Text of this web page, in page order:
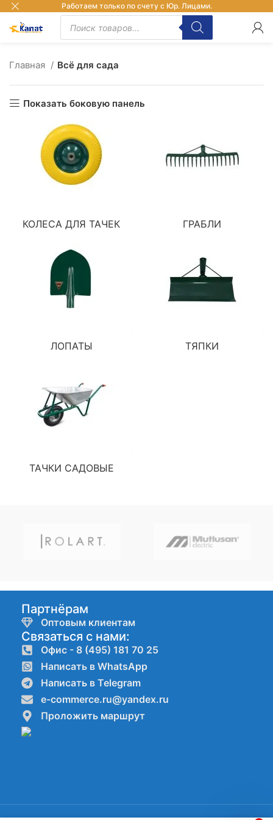
Главная Всё для сада
Показать боковую панель
КОЛЕСА ДЛЯ ТАЧЕК ГРАБЛИ
ЛОПАТЫ ТЯПКИ
ТАЧКИ САДОВЫЕ
Партнёрам
Оптовым клиентам
Связаться с нами:
Офис - 8 (495) 181 70 25
Написать в WhatsApp
Написать в Telegram
e-commerce.ru@yandex.ru
Проложить маршрут
Работаем только по счету с Юр. Лицами.